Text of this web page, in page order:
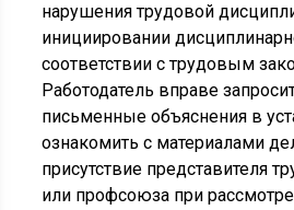
нарушения трудовой
инициировании
соответствии с трудовым
Работодатель вправе
письменные объяснения в
ознакомить с материалами
присутствие представителя
или профсоюза при